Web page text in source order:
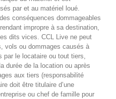
par et au matériel loué.
conséquences dommageables
impropre à sa destination,
dits vices. CCL Live ne peut
vols ou dommages causés à
le locataire ou tout tiers,
durée de la location ou après
aux tiers (responsabilité
doit être titulaire d’une
ou chef de famille pour